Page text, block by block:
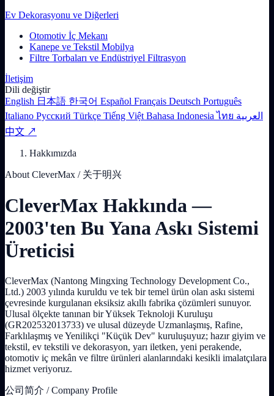
Ev Dekorasyonu ve Diğerleri
Otomotiv İç Mekanı
Kanepe ve Tekstil Mobilya
Filtre Torbaları ve Endüstriyel Filtrasyon
İletişim
Dili değiştir
English 日本語 한국어 Español Français Deutsch Português
Italiano Русский Türkçe Tiếng Việt Bahasa Indonesiaไทย العربية
中文 ↗
Hakkımızda
About CleverMax / 关于明兴
CleverMax Hakkında —
2003'ten Bu Yana Askı Sistemi
Üreticisi
CleverMax (Nantong Mingxing Technology Development Co.,
Ltd.) 2003 yılında kuruldu ve tek bir temel ürün olan askı sistemi
çevresinde kurgulanan eksiksiz akıllı fabrika çözümleri sunuyor.
Ulusal ölçekte tanınan bir Yüksek Teknoloji Kuruluşu
(GR202532013733) ve ulusal düzeyde Uzmanlaşmış, Rafine,
Farklılaşmış ve Yenilikçi "Küçük Dev" kuruluşuyuz; hazır giyim ve
tekstil, ev tekstili ve dekorasyon, yarı iletken, yeni perakende,
otomotiv iç mekân ve filtre ürünleri alanlarındaki kesikli imalatçılara
hizmet veriyoruz.
公司简介 / Company Profile